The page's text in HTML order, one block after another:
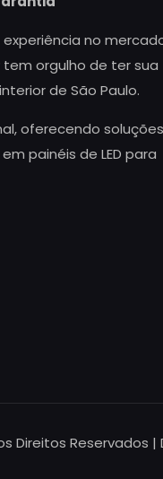
no
tem orgulho de ter sua
de São Paulo.
oferecendo soluções
painéis de LED para
Direitos Reservados